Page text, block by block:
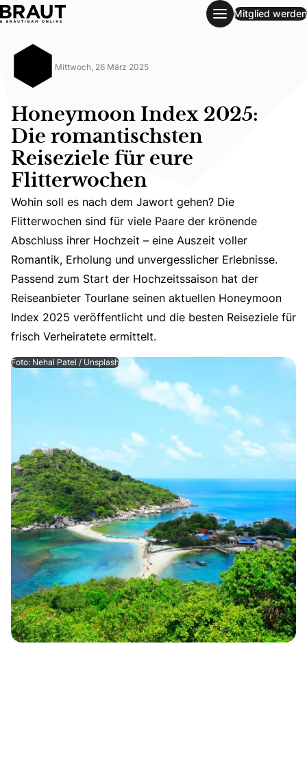
Honeymoon Index 2025: Die romantischsten Reiseziele
Mitglied werden
Mittwoch, 26 März 2025
Honeymoon Index 2025:
Die romantischsten
Reiseziele für eure
Flitterwochen
Wohin soll es nach dem Jawort gehen? Die
Wohin soll es nach dem Jawort gehen? Die
Flitterwochen sind für viele Paare der krönende
Abschluss ihrer Hochzeit – eine Auszeit voller
Romantik, Erholung und unvergesslicher Erlebnisse.
Passend zum Start der Hochzeitssaison hat der
Reiseanbieter Tourlane seinen aktuellen Honeymoon
Index 2025 veröffentlicht und die besten Reiseziele für
frisch Verheiratete ermittelt.
Foto: Nehal Patel / Unsplash